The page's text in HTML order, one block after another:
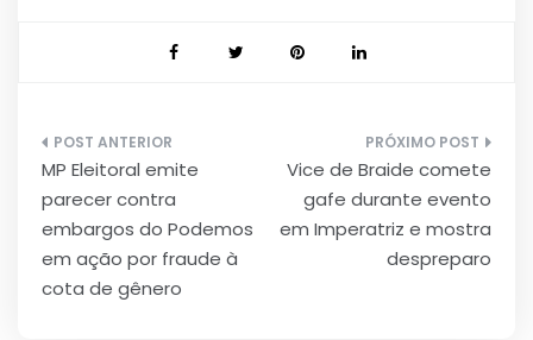
Navegação
de
Post
MP Eleitoral emite
parecer contra
embargos do Podemos
em ação por fraude à
cota de gênero
Vice de Braide comete
gafe durante evento
em Imperatriz e mostra
despreparo